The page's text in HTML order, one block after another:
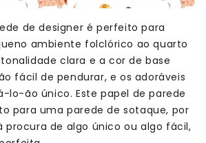
de designer é perfeito para
ambiente folclórico ao quarto
clara e a cor de base
fácil de pendurar, e os adoráveis
lo-ão único. Este papel de parede
para uma parede de sotaque, por
procura de algo único ou algo fácil,